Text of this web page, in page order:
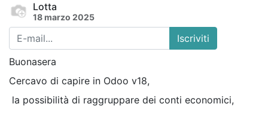
Lotta
18 marzo 2025
Iscriviti
Buonasera
Cercavo di capire in Odoo v18,
la possibilità di raggruppare dei conti economici,